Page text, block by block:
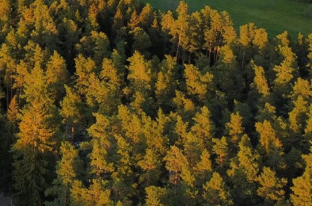
Thunderstorm
Snow
Mist